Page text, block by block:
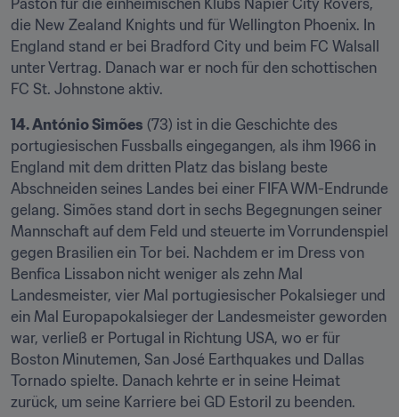
Paston für die einheimischen Klubs Napier City Rovers,
die New Zealand Knights und für Wellington Phoenix. In
England stand er bei Bradford City und beim FC Walsall
unter Vertrag. Danach war er noch für den schottischen
FC St. Johnstone aktiv.
14. António Simões (73) ist in die Geschichte des
portugiesischen Fussballs eingegangen, als ihm 1966 in
England mit dem dritten Platz das bislang beste
Abschneiden seines Landes bei einer FIFA WM-Endrunde
gelang. Simões stand dort in sechs Begegnungen seiner
Mannschaft auf dem Feld und steuerte im Vorrundenspiel
gegen Brasilien ein Tor bei. Nachdem er im Dress von
Benfica Lissabon nicht weniger als zehn Mal
Landesmeister, vier Mal portugiesischer Pokalsieger und
ein Mal Europapokalsieger der Landesmeister geworden
war, verließ er Portugal in Richtung USA, wo er für
Boston Minutemen, San José Earthquakes und Dallas
Tornado spielte. Danach kehrte er in seine Heimat
zurück, um seine Karriere bei GD Estoril zu beenden.